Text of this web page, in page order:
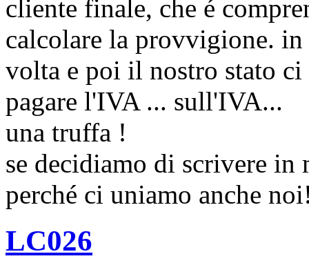
cliente finale, che é
calcolare la provvigione.
volta e poi il nostro stato ci
pagare l'IVA ... sull'IVA...
una truffa !
se decidiamo di scrivere in
perché ci uniamo anche
LC026